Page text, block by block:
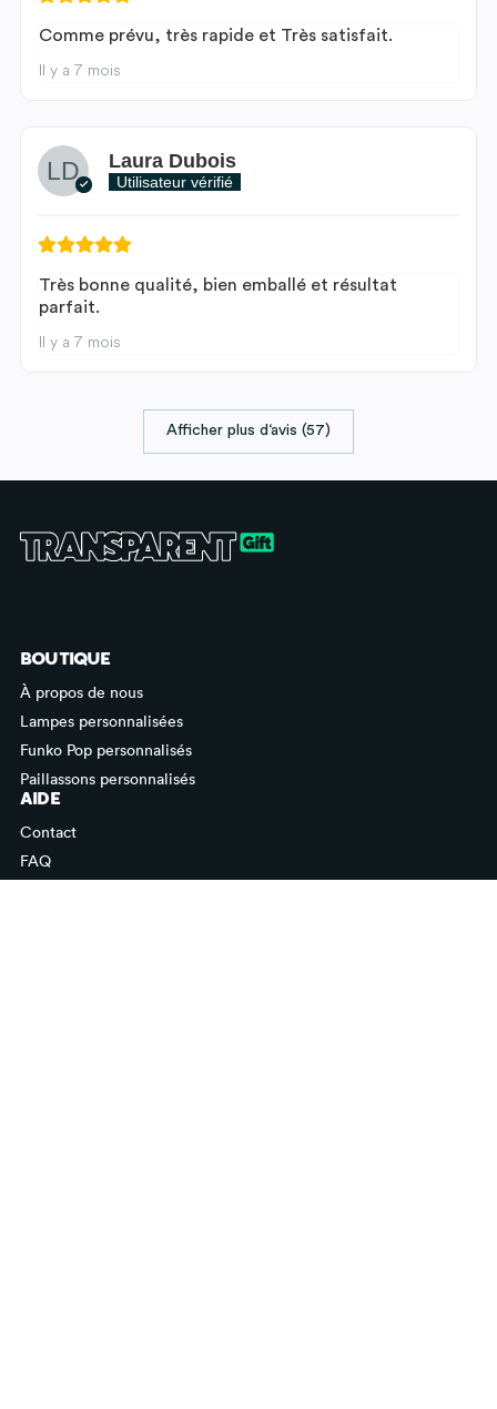
Comme prévu, très rapide et Très satisfait.
Il y a 7 mois
Laura Dubois
Utilisateur vérifié
Très bonne qualité, bien emballé et résultat
parfait.
Il y a 7 mois
Afficher plus d‘avis (57)
BOUTIQUE
À propos de nous
Lampes personnalisées
Funko Pop personnalisés
Paillassons personnalisés
AIDE
Contact
FAQ